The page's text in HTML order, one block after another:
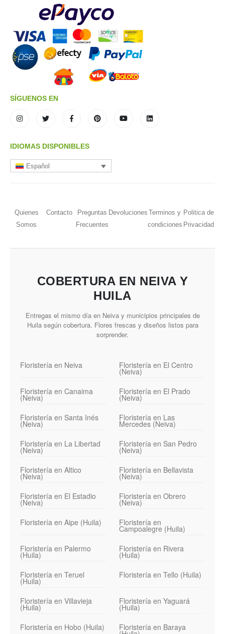
SÍGUENOS EN
IDIOMAS DISPONIBLES
Español
Quienes
Somos
Contacto
Preguntas
Frecuentes
Devoluciones Terminos y
condiciones
Politica de
Privacidad
COBERTURA EN NEIVA Y
HUILA
Entregas el mismo día en Neiva y municipios principales de
Huila según cobertura. Flores frescas y diseños listos para
sorprender.
Floristería en Neiva Floristería en El Centro
(Neiva)
Floristería en Canaima
(Neiva)
Floristería en El Prado
(Neiva)
Floristería en Santa Inés
(Neiva)
Floristería en Las
Mercedes (Neiva)
Floristería en La Libertad
(Neiva)
Floristería en San Pedro
(Neiva)
Floristería en Altico
(Neiva)
Floristería en Bellavista
(Neiva)
Floristería en El Estadio
(Neiva)
Floristería en Obrero
(Neiva)
Floristería en Aipe (Huila)
Floristería en
Campoalegre (Huila)
Floristería en Palermo
(Huila)
Floristería en Rivera
(Huila)
Floristería en Teruel
(Huila)
Floristería en Tello (Huila)
Floristería en Villavieja
(Huila)
Floristería en Yaguará
(Huila)
Floristería en Hobo (Huila)
Floristería en Baraya